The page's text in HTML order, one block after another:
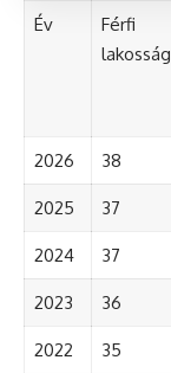
Év
Férfi
lakosság
2026 38
2025 37
2024 37
2023 36
2022 35